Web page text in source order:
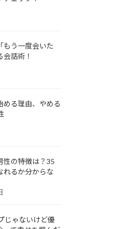
もう一度会いた
話術！
める理由、やめる
性の特徴は？35
れるか分からな
じゃないけど優